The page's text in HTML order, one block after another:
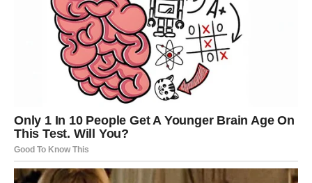
promijeniti život.
Promjene vam donose veliku sreću
Pred vama su veoma posebni dani.
RIBE
Ribe ulaze u jedan od najnježnijih i najmirnijih perioda
života.